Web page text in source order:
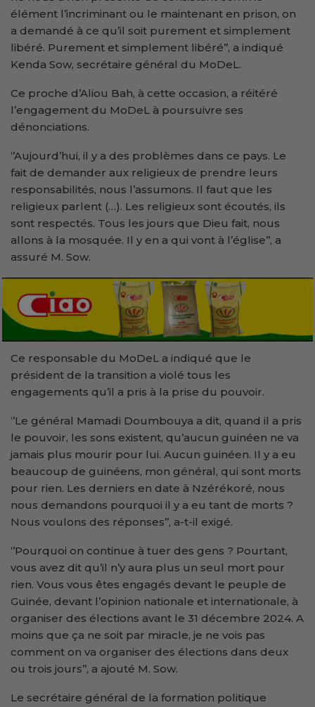
élément l’incriminant ou le maintenant en prison, on
a demandé à ce qu’il soit purement et simplement
libéré. Purement et simplement libéré’’, a indiqué
Kenda Sow, secrétaire général du MoDeL.
Ce proche d’Aliou Bah, à cette occasion, a réitéré
l’engagement du MoDeL à poursuivre ses
dénonciations.
‘’Aujourd’hui, il y a des problèmes dans ce pays. Le
fait de demander aux religieux de prendre leurs
responsabilités, nous l’assumons. Il faut que les
religieux parlent (…). Les religieux sont écoutés, ils
sont respectés. Tous les jours que Dieu fait, nous
allons à la mosquée. Il y en a qui vont à l’église’’, a
assuré M. Sow.
Ce responsable du MoDeL a indiqué que le
président de la transition a violé tous les
engagements qu’il a pris à la prise du pouvoir.
‘’Le général Mamadi Doumbouya a dit, quand il a pris
le pouvoir, les sons existent, qu’aucun guinéen ne va
jamais plus mourir pour lui. Aucun guinéen. Il y a eu
beaucoup de guinéens, mon général, qui sont morts
pour rien. Les derniers en date à Nzérékoré, nous
nous demandons pourquoi il y a eu tant de morts ?
Nous voulons des réponses’’, a-t-il exigé.
‘’Pourquoi on continue à tuer des gens ? Pourtant,
vous avez dit qu’il n’y aura plus un seul mort pour
rien. Vous vous êtes engagés devant le peuple de
Guinée, devant l’opinion nationale et internationale, à
organiser des élections avant le 31 décembre 2024. A
moins que ça ne soit par miracle, je ne vois pas
comment on va organiser des élections dans deux
ou trois jours’’, a ajouté M. Sow.
Le secrétaire général de la formation politique